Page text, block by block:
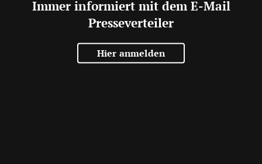
Immer informiert mit dem E-Mail
Presseverteiler
Hier anmelden